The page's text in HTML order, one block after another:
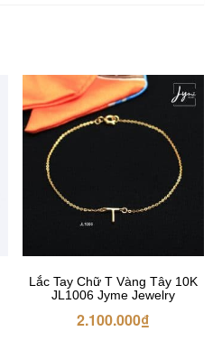
Lắc Tay Chữ T Vàng Tây 10K
JL1006 Jyme Jewelry
2.100.000₫